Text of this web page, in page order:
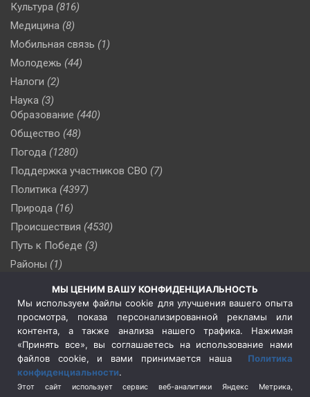
Культура (816)
Медицина (8)
Мобильная связь (1)
Молодежь (44)
Налоги (2)
Наука (3)
Образование (440)
Общество (48)
Погода (1280)
Поддержка участников СВО (7)
Политика (4397)
Природа (16)
Происшествия (4530)
Путь к Победе (3)
Районы (1)
(510)
Сельское хозяйство (3)
Социальная политика
(3)
Спецоперация в Украине
Спецоперация на Украине
(404)
Спорт (740)
МЫ ЦЕНИМ ВАШУ КОНФИДЕНЦИАЛЬНОСТЬ
Мы используем файлы cookie для улучшения вашего опыта
просмотра, показа персонализированной рекламы или
контента, а также анализа нашего трафика. Нажимая
«Принять все», вы соглашаетесь на использование нами
файлов cookie, и вами принимается наша Политика
конфиденциальности.
Этот сайт использует сервис веб-аналитики Яндекс Метрика,